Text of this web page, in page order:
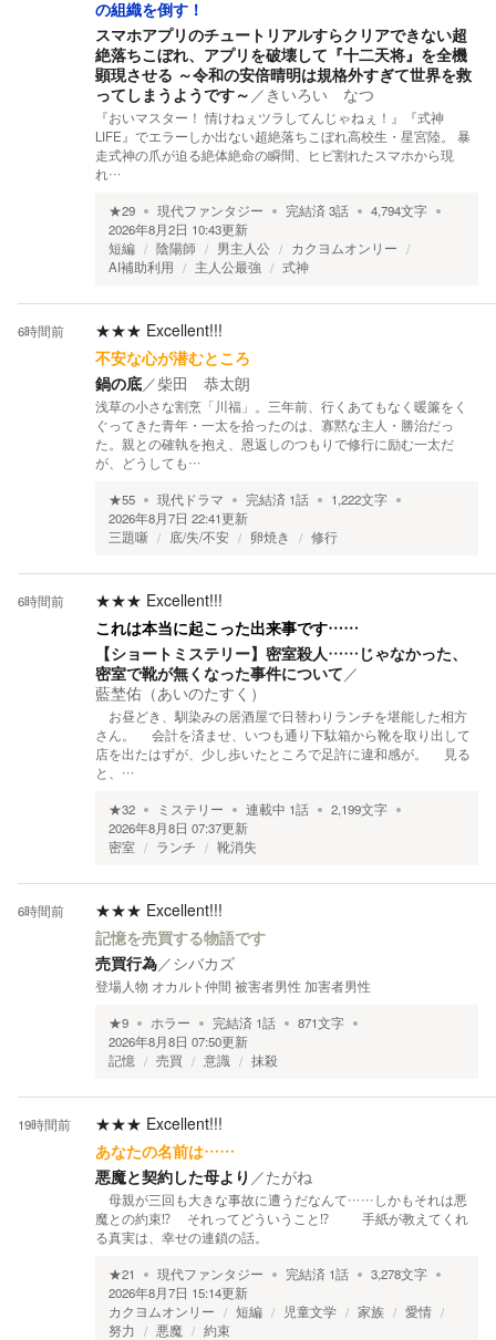
の組織を倒す！
スマホアプリのチュートリアルすらクリアできない超
絶落ちこぼれ、アプリを破壊して『十二天将』を全機
顕現させる ～令和の安倍晴明は規格外すぎて世界を救
ってしまうようです～ ／ きいろい なつ
​『おいマスター！ 情けねぇツラしてんじゃねぇ！』 ​『式神
LIFE』でエラーしか出ない超絶落ちこぼれ高校生・星宮陸。 暴
走式神の爪が迫る絶体絶命の瞬間、ヒビ割れたスマホから現
れ…
★29 現代ファンタジー 完結済3話 4,794文字
2026年8月2日 10:43更新
短編
陰陽師 男主人公
カクヨムオンリー
AI補助利用
主人公最強 式神
6時間前 ★★★ Excellent!!!
不安な心が潜むところ
鍋の底／柴田 恭太朗
浅草の小さな割烹「川福」。三年前、行くあてもなく暖簾をく
ぐってきた青年・一太を拾ったのは、寡黙な主人・勝治だっ
た。親との確執を抱え、恩返しのつもりで修行に励む一太だ
が、どうしても…
★55 現代ドラマ 完結済 1話 1,222文字
2026年8月7日 22:41更新
三題噺
底/失/不安 卵焼き 修行
6時間前 ★★★ Excellent!!!
これは本当に起こった出来事です……
【ショートミステリー】密室殺人……じゃなかった、
密室で靴が無くなった事件について／
藍埜佑（あいのたすく）
お昼どき、馴染みの居酒屋で日替わりランチを堪能した相方
さん。 会計を済ませ、いつも通り下駄箱から靴を取り出して
店を出たはずが、少し歩いたところで足許に違和感が。 見る
と、…
★32 ミステリー 連載中 1話 2,199文字
2026年8月8日 07:37更新
密室
ランチ 靴消失
6時間前 ★★★ Excellent!!!
記憶を売買する物語です
売買行為／シバカズ
登場人物 オカルト仲間 被害者男性 加害者男性
★9 ホラー 完結済 1話 871文字
2026年8月8日 07:50更新
記憶
売買 意識 抹殺
19時間前 ★★★ Excellent!!!
あなたの名前は……
悪魔と契約した母より ／たがね
母親が三回も大きな事故に遭うだなんて……しかもそれは悪
魔との約束⁉ それってどういうこと⁉ 手紙が教えてくれ
る真実は、幸せの連鎖の話。
★21 現代ファンタジー 完結済 1話 3,278文字
2026年8月7日 15:14更新
カクヨムオンリー
短編 児童文学 家族
愛情
努力
悪魔 約束